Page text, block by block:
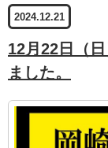
2024.12.21
12月22日（
ました。